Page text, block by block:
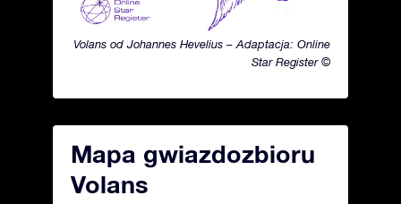
Volans od Johannes Hevelius – Adaptacja: Online
Star Register ©
Mapa gwiazdozbioru
Volans